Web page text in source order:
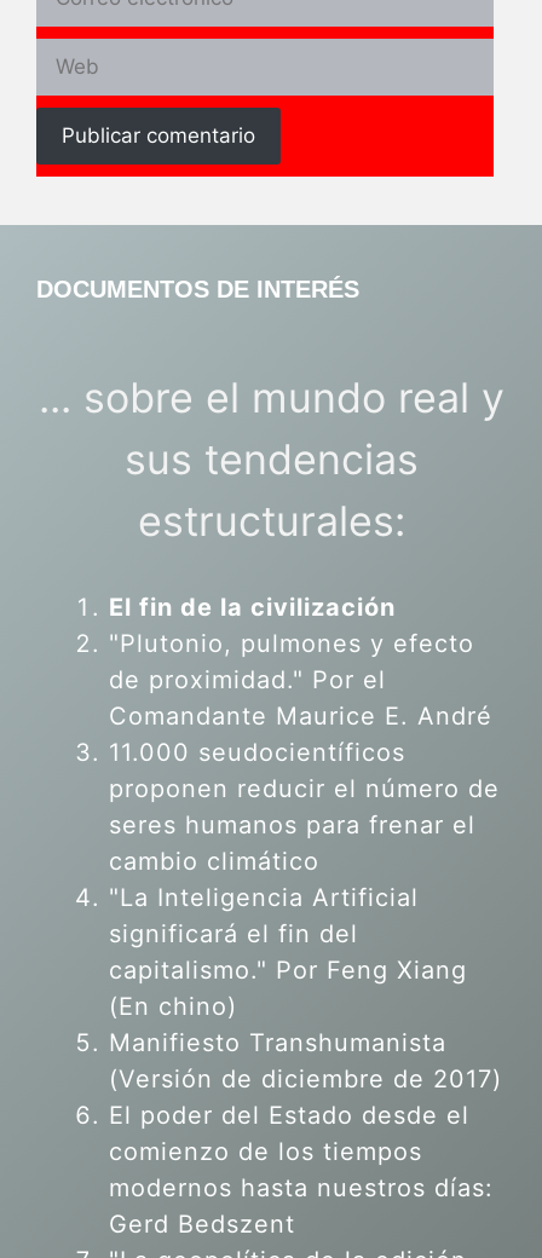
electrónico
DOCUMENTOS DE INTERÉS
... sobre el mundo real y
sus tendencias
estructurales:
El fin de la civilización
"Plutonio, pulmones y efecto
de proximidad." Por el
Comandante Maurice E. André
11.000 seudocientíficos
proponen reducir el número de
seres humanos para frenar el
cambio climático
"La Inteligencia Artificial
significará el fin del
capitalismo." Por Feng Xiang
(En chino)
Manifiesto Transhumanista
(Versión de diciembre de 2017)
El poder del Estado desde el
comienzo de los tiempos
modernos hasta nuestros días:
Gerd Bedszent